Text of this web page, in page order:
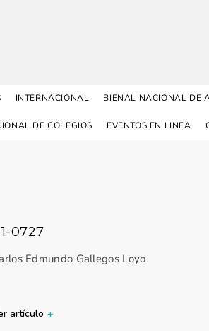
INTERNACIONAL BIENAL NACIONAL DE
DE COLEGIOS EVENTOS EN LINEA
0727
Edmundo Gallegos Loyo
artículo +